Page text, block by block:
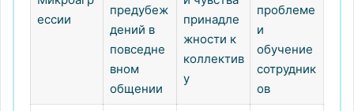
ессии
предубеж
дений в
повседне
вном
общении
принадле
жности к
коллектив
у
проблеме
и
обучение
сотрудник
ов